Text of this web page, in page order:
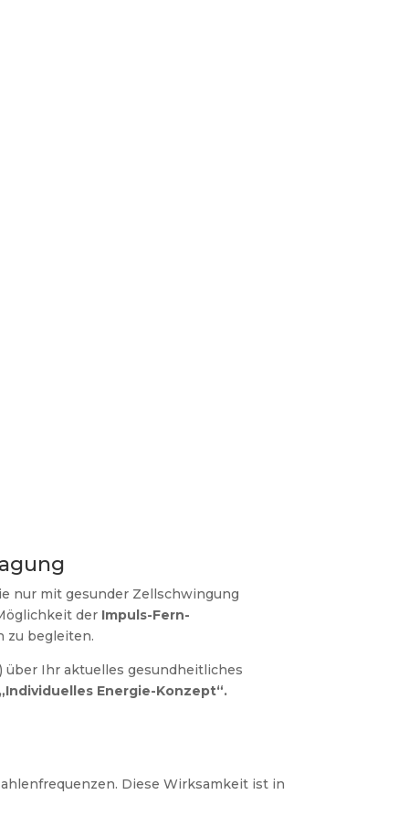
nur mit gesunder Zellschwingung
der Impuls-Fern-
zu begleiten.
über Ihr aktuelles gesundheitliches
„Individuelles Energie-Konzept“.
Diese Wirksamkeit ist in